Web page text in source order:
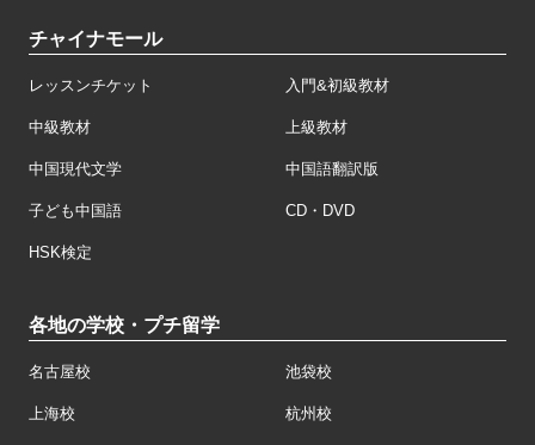
チャイナモール
レッスンチケット 入門&初級教材
中級教材 上級教材
中国現代文学 中国語翻訳版
子ども中国語 CD・DVD
HSK検定
各地の学校・プチ留学
名古屋校 池袋校
上海校 杭州校